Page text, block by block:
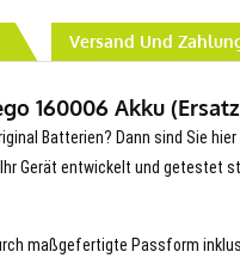
Versand Und
160006 Akku
Batterien? Dann sind Sie
Gerät entwickelt und getestet
maßgefertigte Passform